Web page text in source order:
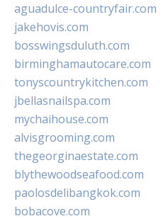
aguadulce-countryfair.com
jakehovis.com
bosswingsduluth.com
birminghamautocare.com
tonyscountrykitchen.com
jbellasnailspa.com
mychaihouse.com
alvisgrooming.com
thegeorginaestate.com
blythewoodseafood.com
paolosdelibangkok.com
bobacove.com